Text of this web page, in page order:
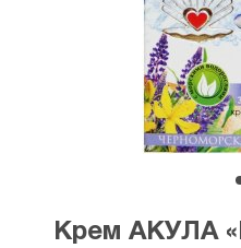
Крем АКУЛА